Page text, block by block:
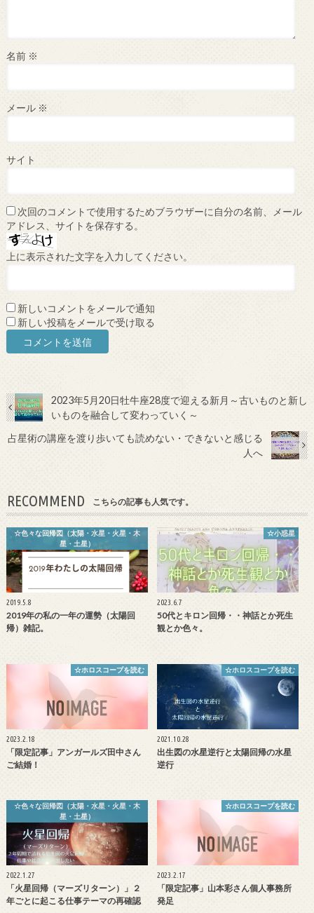
名前 ※
メール ※
サイト
次回のコメントで使用するためブラウザーに自分の名前、メール
アドレス、サイトを保存する。
上に表示された文字を入力してください。
新しいコメントをメールで通知
新しい投稿をメールで受け取る
2023年5月20日牡牛座28度で迎える新月～古いものと新し
いものを融合して変わっていく～
占星術の講座を渡り歩いても読めない・できないと感じる
人へ
RECOMMEND こちらの記事も人気です。
☆色々な回帰図（太陽・水星・火星・木
星・土星）
2019.5.8
2019年の私の一年の運勢（太陽回
帰）雑記。
☆小惑星
2023.6.7
50代とキロン回帰・・神話とか死生
観とか色々。
☆ホロスコープを読む
2023.2.18
「限定記事」アンガールズ田中さん
ご結婚！
☆ホロスコープを読む
2021.10.28
出生図の水星逆行と太陽回帰の水星
逆行
☆色々な回帰図（太陽・水星・火星・木
星・土星）
2022.1.27
「火星回帰（マーズリターン）」２
年ごとに起こる仕事テーマの再確認
☆ホロスコープを読む
2023.2.17
「限定記事」山本彩さん個人事務所
発足